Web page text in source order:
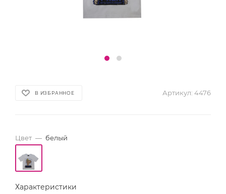
В ИЗБРАННОЕ Артикул: 4476
Цвет — белый
Характеристики